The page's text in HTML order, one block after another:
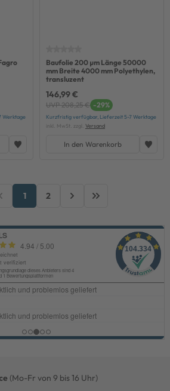
Werktage
Baufolie 200 µm Länge 50000
mm Breite 4000 mm Polyethylen,
transluzent
146,99 €
UVP 208,25 € -29%
Kurzfristig verfügbar, Lieferzeit 5-7 Werktage
inkl. MwSt. zzgl. Versand
In den Warenkorb
1 2
(Mo-Fr von 9 bis 16 Uhr)